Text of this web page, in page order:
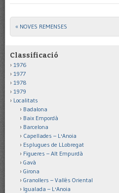
Post navigation
« NOVES REMENSES
Classificació
1976
1977
1978
1979
Localitats
Badalona
Baix Empordà
Barcelona
Capellades – L'Anoia
Esplugues de LLobregat
Figueres – Alt Empurdà
Gavà
Girona
Granollers – Vallès Oriental
Igualada – L'Anoia